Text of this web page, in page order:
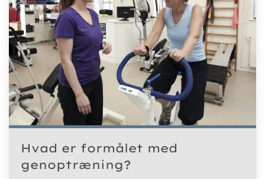
Hvad er formålet med
genoptræning?